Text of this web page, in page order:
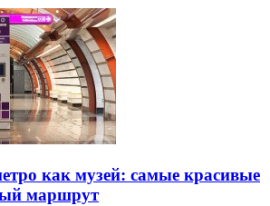
как музей: самые красивые
маршрут